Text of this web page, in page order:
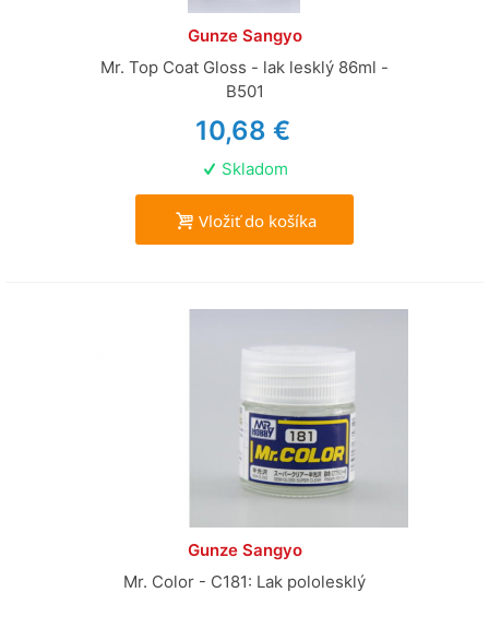
Gunze Sangyo
Mr. Top Coat Gloss - lak lesklý 86ml -
B501
10,68 €
Skladom
Vložiť do košíka
Gunze Sangyo
Mr. Color - C181: Lak pololesklý